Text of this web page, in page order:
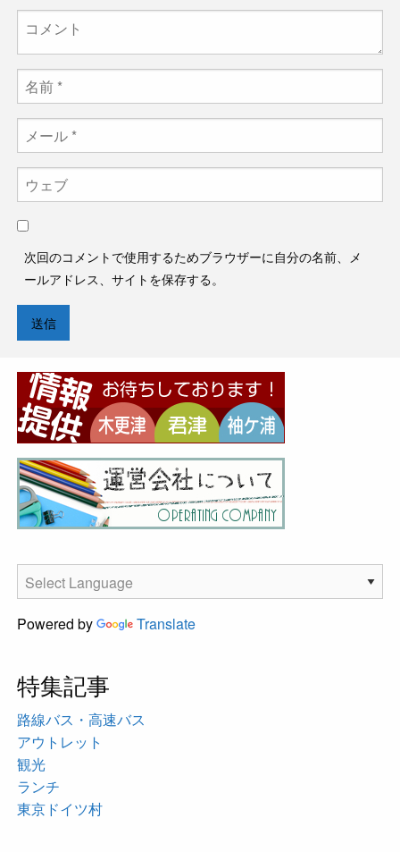
次回のコメントで使用するためブラウザーに自分の名前、メ
ールアドレス、サイトを保存する。
Powered by Translate
特集記事
路線バス・高速バス
アウトレット
観光
ランチ
東京ドイツ村